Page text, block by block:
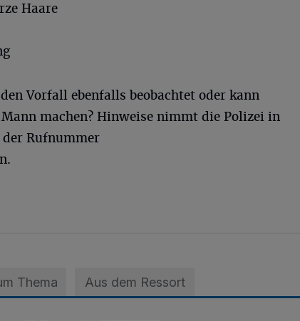
Haare
Vorfall ebenfalls beobachtet oder kann
machen? Hinweise nimmt die Polizei in
Rufnummer
Thema Aus dem Ressort